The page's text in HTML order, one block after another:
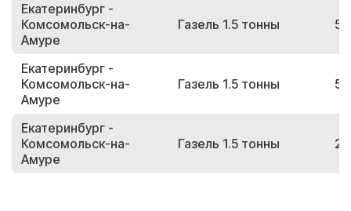
Екатеринбург -
Комсомольск-на-
Амуре
Газель 1.5 тонны
Екатеринбург -
Комсомольск-на-
Амуре
Газель 1.5 тонны
Екатеринбург -
Комсомольск-на-
Амуре
Газель 1.5 тонны